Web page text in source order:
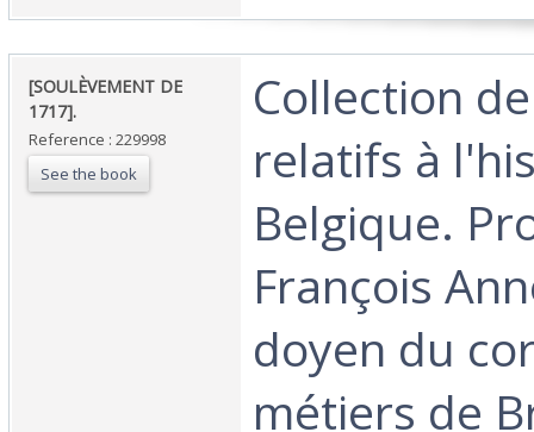
‎[SOULÈVEMENT DE
1717]. ‎
Reference : 229998
See the book
‎Collection
relatifs à
Belgique.
François
doyen du
métiers de